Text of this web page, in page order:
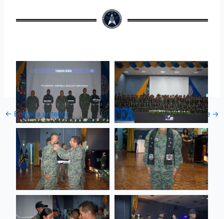
← Entrada anterior Entrada siguiente →